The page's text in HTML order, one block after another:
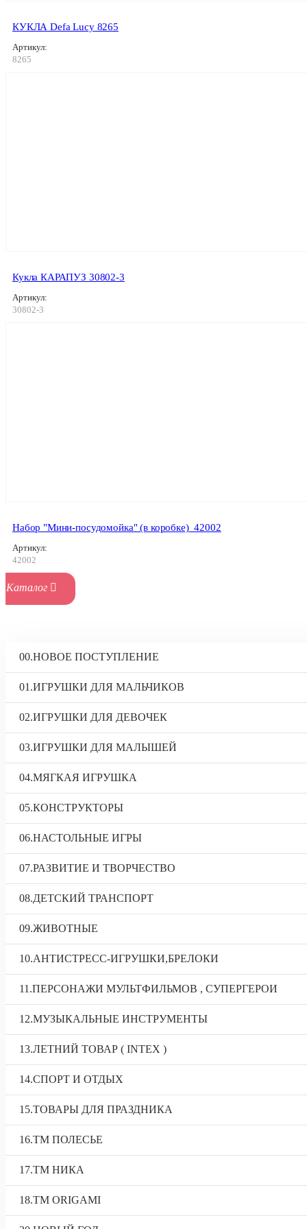
КУКЛА Defa Lucy 8265
Артикул:
8265
Кукла КАРАПУЗ 30802-3
Артикул:
30802-3
Набор "Мини-посудомойка" (в коробке)_42002
Артикул:
42002
00.НОВОЕ ПОСТУПЛЕНИЕ
01.ИГРУШКИ ДЛЯ МАЛЬЧИКОВ
02.ИГРУШКИ ДЛЯ ДЕВОЧЕК
03.ИГРУШКИ ДЛЯ МАЛЫШЕЙ
04.МЯГКАЯ ИГРУШКА
05.КОНСТРУКТОРЫ
06.НАСТОЛЬНЫЕ ИГРЫ
07.РАЗВИТИЕ И ТВОРЧЕСТВО
08.ДЕТСКИЙ ТРАНСПОРТ
09.ЖИВОТНЫЕ
10.АНТИСТРЕСС-ИГРУШКИ,БРЕЛОКИ
11.ПЕРСОНАЖИ МУЛЬТФИЛЬМОВ , СУПЕРГЕРОИ
12.МУЗЫКАЛЬНЫЕ ИНСТРУМЕНТЫ
13.ЛЕТНИЙ ТОВАР ( INTEX )
14.СПОРТ И ОТДЫХ
15.ТОВАРЫ ДЛЯ ПРАЗДНИКА
16.ТМ ПОЛЕСЬЕ
17.ТМ НИКА
18.TM ORIGAMI